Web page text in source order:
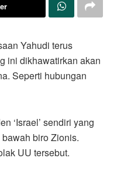
Yahudi terus
ini dikhawatirkan akan
Seperti hubungan
‘Israel’ sendiri yang
biro Zionis.
UU tersebut.